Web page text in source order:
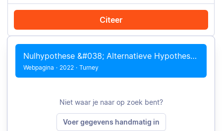
Citeer
Citeer met Chrome Citeer handmatig
Nulhypothese &#038; Alternatieve Hypothese | Voorbeelden
Webpagina · 2022 · Turney
Niet waar je naar op zoek bent?
Voer gegevens handmatig in